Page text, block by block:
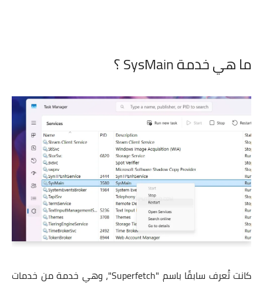
ما هي خدمة SysMain ؟
كانت تُعرف سابقًا باسم "Superfetch"، وهي خدمة من خدمات